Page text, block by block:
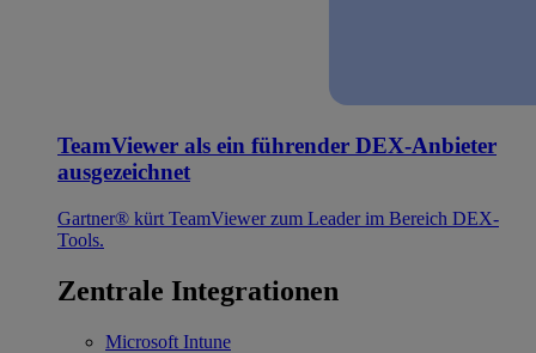
TeamViewer als ein führender DEX-Anbieter
ausgezeichnet
Gartner® kürt TeamViewer zum Leader im Bereich DEX-
Tools.
Zentrale Integrationen
Microsoft Intune